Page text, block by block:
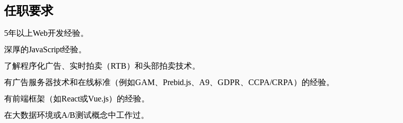
任职要求
5年以上Web开发经验。
深厚的JavaScript经验。
了解程序化广告、实时拍卖（RTB）和头部拍卖技术。
有广告服务器技术和在线标准（例如GAM、Prebid.js、A9、GDPR、CCPA/CRPA）的经验。
有前端框架（如React或Vue.js）的经验。
在大数据环境或A/B测试概念中工作过。